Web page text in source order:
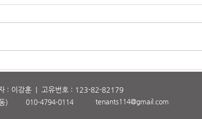
: 이강훈 | 고유번호 : 123-82-82179
) 010-4794-0114 tenants114@gmail.com